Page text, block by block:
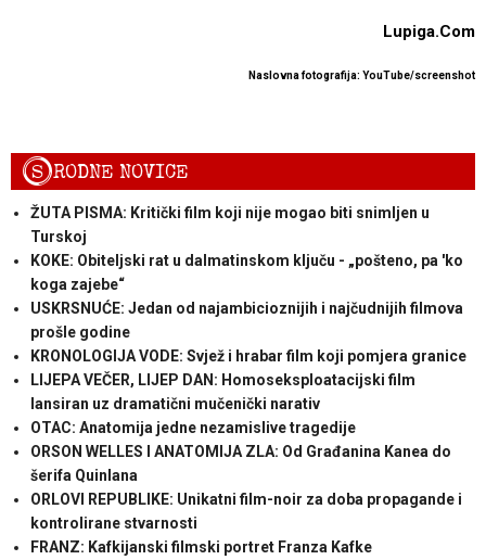
Lupiga.Com
Naslovna fotografija: YouTube/screenshot
SRODNE NOVICE
ŽUTA PISMA: Kritički film koji nije mogao biti snimljen u
Turskoj
KOKE: Obiteljski rat u dalmatinskom ključu - „pošteno, pa 'ko
koga zajebe“
USKRSNUĆE: Jedan od najambicioznijih i najčudnijih filmova
prošle godine
KRONOLOGIJA VODE: Svjež i hrabar film koji pomjera granice
LIJEPA VEČER, LIJEP DAN: Homoseksploatacijski film
lansiran uz dramatični mučenički narativ
OTAC: Anatomija jedne nezamislive tragedije
ORSON WELLES I ANATOMIJA ZLA: Od Građanina Kanea do
šerifa Quinlana
ORLOVI REPUBLIKE: Unikatni film-noir za doba propagande i
kontrolirane stvarnosti
FRANZ: Kafkijanski filmski portret Franza Kafke